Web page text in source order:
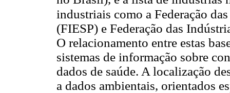
industriais como a Federação
(FIESP) e Federação das
O relacionamento entre estas
sistemas de informação sobre
dados de saúde. A localização
a dados ambientais, orientados